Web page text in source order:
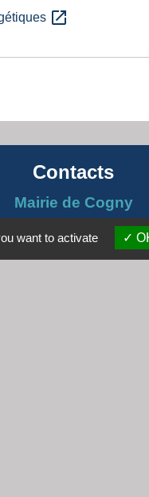
open_in_new
Contacts
Mairie de Cogny
Rue Mont Saint
Cogny -
want to activate